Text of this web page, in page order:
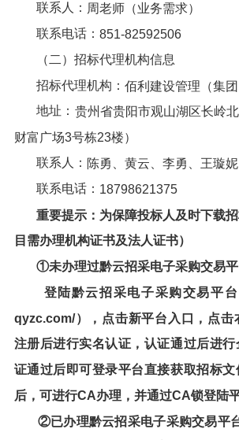
联系人： 周老师（业务需求）
联系电话： 851-82592506
（二）招标代理机构信息
招标代理机构： 佰利建设管理（集
地址： 贵州省贵阳市观山湖区长岭
财富广场3号栋23楼）
联系人： 陈勇、黄云、李勇、王璇
联系电话： 18798621375
重要提示：为保障投标人及时下载
目需办理机构证书及法人证书）
①未办理过黔云招采电子采购交易
登陆黔云招采电子采购交易平台
qyzc.com/），点击新平台入口，点击
注册后进行实名认证，认证通过后进行
证通过后即可登录平台直接获取招标文
后，可进行CA办理，并通过CA锁登陆平
②已办理黔云招采电子采购交易平